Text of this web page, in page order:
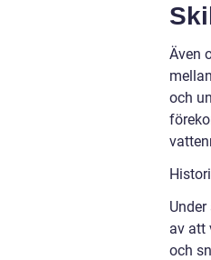
Även
och
av att
och